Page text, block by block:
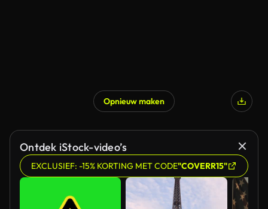
Opnieuw maken
Ontdek iStock-video’s
EXCLUSIEF: -15% KORTING MET CODE"COVERR15"